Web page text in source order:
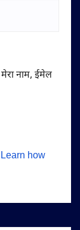
नाम, ईमेल
Learn how